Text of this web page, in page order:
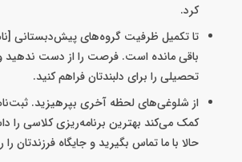
کرد.
تا تکمیل ظرفیت گروه‌های پیش‌دبستانی [نام
باقی مانده است. فرصت را از دست ندهید
تحصیلی را برای دلبندتان فراهم کنید.
از شلوغی‌های لحظه آخری بپرهیزید.
کمک می‌کند بهترین برنامه‌ریزی کلاسی را
حالا با ما تماس بگیرید و جایگاه فرزندتان را